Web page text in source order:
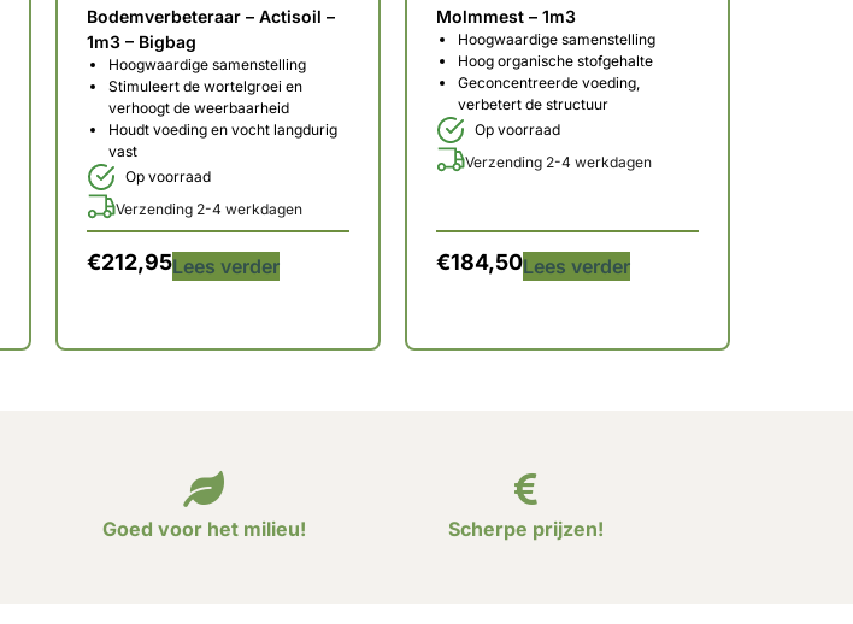
Bodemverbeteraar – Actisoil –
1m3 – Bigbag
Hoogwaardige samenstelling
Stimuleert de wortelgroei en
verhoogt de weerbaarheid
Houdt voeding en vocht langdurig
vast
Op voorraad
Verzending 2-4 werkdagen
€212,95Lees verder
Molmmest – 1m3
Hoogwaardige samenstelling
Hoog organische stofgehalte
Geconcentreerde voeding,
verbetert de structuur
Op voorraad
Verzending 2-4 werkdagen
€184,50Lees verder
Goed voor het milieu! Scherpe prijzen!